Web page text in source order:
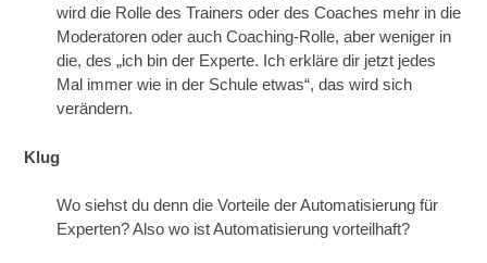
wird die Rolle des Trainers oder des Coaches mehr in die
Moderatoren oder auch Coaching-Rolle, aber weniger in
die, des „ich bin der Experte. Ich erkläre dir jetzt jedes
Mal immer wie in der Schule etwas“, das wird sich
verändern.
Klug
Wo siehst du denn die Vorteile der Automatisierung für
Experten? Also wo ist Automatisierung vorteilhaft?